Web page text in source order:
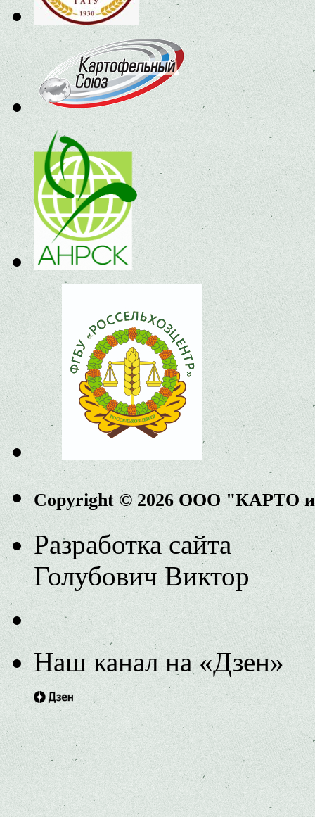
Copyright © 2026 ООО "КАРТО
Разработка сайта
Голубович Виктор
Наш канал на «Дзен»